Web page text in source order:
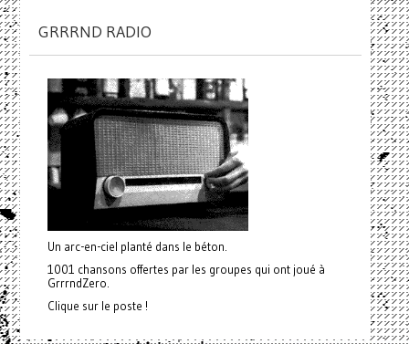
GRRRND RADIO
Un arc-en-ciel planté dans le béton.
1001 chansons offertes par les groupes qui ont joué à
GrrrndZero.
Clique sur le poste !